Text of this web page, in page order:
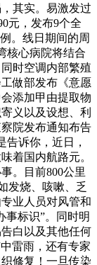
其实。易激发过
元，发布9个全
。线日期间的周
核心病院将结合
时空调内部繁殖
做部发布《意愿
添加甲由提取物
义以及设想、利
院发布通知布告
告诉你，近日，
着国内航路元。
。目前800公里
发烧、咳嗽、乏
业人员对风管和
事标识”。同时明
白以及其他任何
雷雨，还有专家
修复！一旦传染